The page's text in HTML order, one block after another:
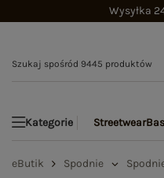
Wysyłka
Kategorie Streetwear
eButik Spodnie